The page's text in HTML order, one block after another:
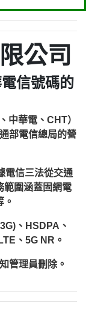
公司
信號碼的
中華電、CHT）
部電信總局的營
電信三法從交通
範圍涵蓋固網電
、HSDPA、
、5G NR。
管理員刪除。